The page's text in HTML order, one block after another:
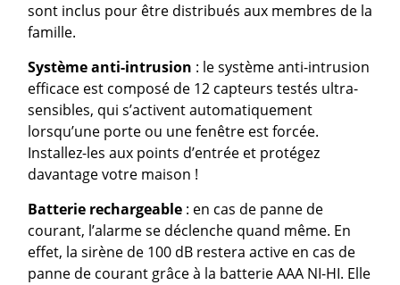
sont inclus pour être distribués aux membres de la
famille.
Système anti-intrusion : le système anti-intrusion
efficace est composé de 12 capteurs testés ultra-
sensibles, qui s’activent automatiquement
lorsqu’une porte ou une fenêtre est forcée.
Installez-les aux points d’entrée et protégez
davantage votre maison !
Batterie rechargeable : en cas de panne de
courant, l’alarme se déclenche quand même. En
effet, la sirène de 100 dB restera active en cas de
panne de courant grâce à la batterie AAA NI-HI. Elle